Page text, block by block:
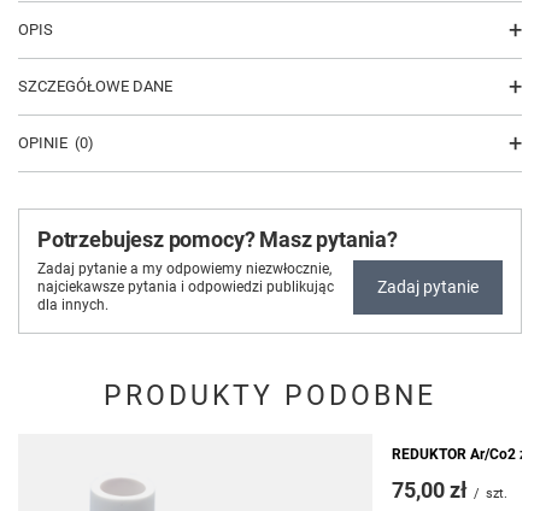
OPIS
SZCZEGÓŁOWE DANE
OPINIE (0)
Potrzebujesz pomocy? Masz pytania?
Zadaj pytanie a my odpowiemy niezwłocznie,
najciekawsze pytania i odpowiedzi publikując
dla innych.
Zadaj pytanie
PRODUKTY PODOBNE
REDUKTOR Ar/Co2 z
75,00 zł / szt.